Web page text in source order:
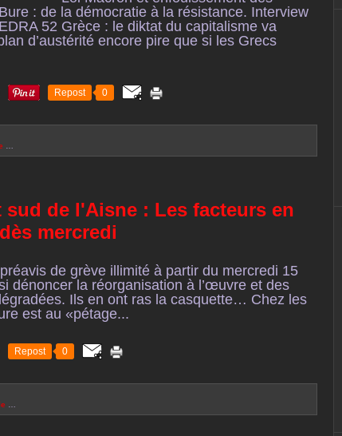
: de la démocratie à la résistance. Interview
52 Grèce : le diktat du capitalisme va
d’austérité encore pire que si les Grecs
Repost 0
de l'Aisne : Les facteurs en
mercredi
de grève illimité à partir du mercredi 15
dénoncer la réorganisation à l’œuvre et des
Ils en ont ras la casquette… Chez les
est au «pétage...
Repost 0